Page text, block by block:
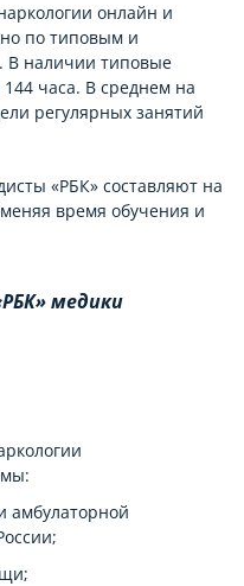
онлайн и
по типовым и
В наличии типовые
часа. В среднем на
регулярных занятий
«РБК» составляют на
время обучения и
медики
амбулаторной